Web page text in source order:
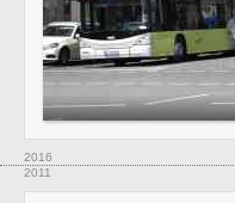
2016
2011